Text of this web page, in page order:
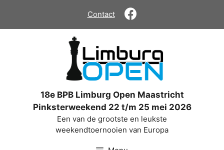
de
Contact
18e BPB Limburg Open Maastricht
Pinksterweekend 22 t/m 25 mei 2026
Een van de grootste en leukste
weekendtoernooien van Europa